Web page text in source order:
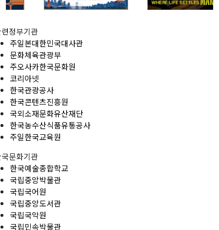
정부기관
주일본대한민국대사관
문화체육관광부
주오사카한국문화원
코리아넷
한국관광공사
한국콘텐츠진흥원
국외소재문화유산재단
한국농수산식품유통공사
주일한국교육원
문화기관
한국예술종합학교
국립중앙박물관
국립국어원
국립중앙도서관
국립국악원
국립민속박물관